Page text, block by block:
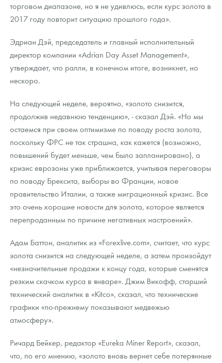
торговом диапазоне, но я не удивлюсь, если курс золота в
2017 году повторит ситуацию прошлого года».
Эдриан Дэй, председатель и главный исполнительный
директор компании «Adrian Day Asset Management»,
утверждает, что ралли, в конечном итоге, возникнет, но
нескоро.
На следующей неделе, вероятно, «золото снизится,
продолжив недавнюю тенденцию», - сказал Дэй. «Но мы
остаемся при своем оптимизме по поводу роста золота,
поскольку ФРС не так страшна, как кажется (возможно,
повышений будет меньше, чем было запланировано), а
кризис еврозоны уже приближается, учитывая переговоры
по поводу Брексита, выборы во Франции, новое
правительство Италии, а также миграционный кризис. Все
это очень хорошие новости для золота, которое является
перепроданным по причине негативных настроений».
Адам Баттон, аналитик из «Forexlive.com», считает, что курс
золота снизится на следующей неделе, а затем произойдут
«незначительные продажи к концу года, которые сменятся
резким скачком курса в январе». Джим Викофф, старший
технический аналитик в «Kitco», сказал, что технические
графики «по-прежнему показывают медвежью
атмосферу».
Ричард Бейкер, редактор «Eureka Miner Report», сказал,
что, по его мнению, «золото вновь вернет себе потерянные